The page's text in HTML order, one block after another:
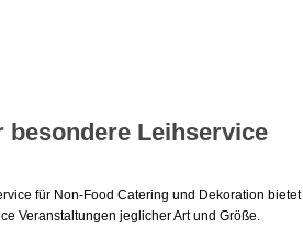
besondere Leihservice
für Non-Food Catering und Dekoration
Veranstaltungen jeglicher Art und Größe.